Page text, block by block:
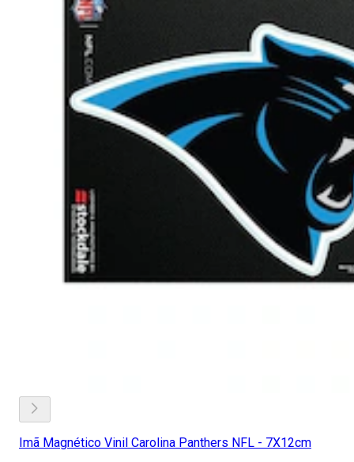
Imã Magnético Vinil Carolina Panthers NFL - 7X12cm